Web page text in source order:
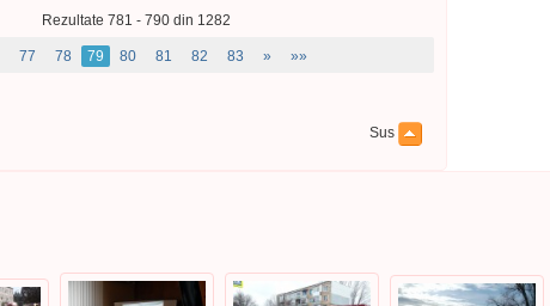
Rezultate 781 - 790 din 1282
77 78 79 80 81 82 83 »
»»
Sus